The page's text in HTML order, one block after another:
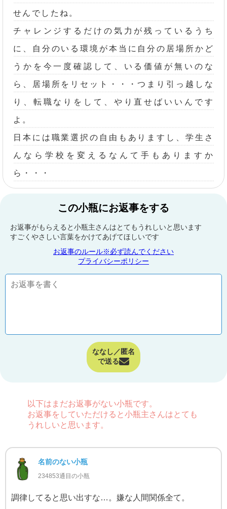
せんでしたね。
チャレンジするだけの気力が残っているうち
に、自分のいる環境が本当に自分の居場所かど
うかを今一度確認して、いる価値が無いのな
ら、居場所をリセット・・・つまり引っ越しな
り、転職なりをして、やり直せばいいんです
よ。
日本には職業選択の自由もありますし、学生さ
んなら学校を変えるなんて手もありますか
ら・・・
この小瓶にお返事をする
お返事がもらえると小瓶主さんはとてもうれしいと思います
すごくやさしい言葉をかけてあげてほしいです
お返事のルール※必ず読んでください
プライバシーポリシー
ななし／匿名
で送る
以下はまだお返事がない小瓶です。
お返事をしていただけると小瓶主さんはとても
うれしいと思います。
名前のない小瓶
234853通目の小瓶
調律してると思い出すな…。嫌な人間関係全て。